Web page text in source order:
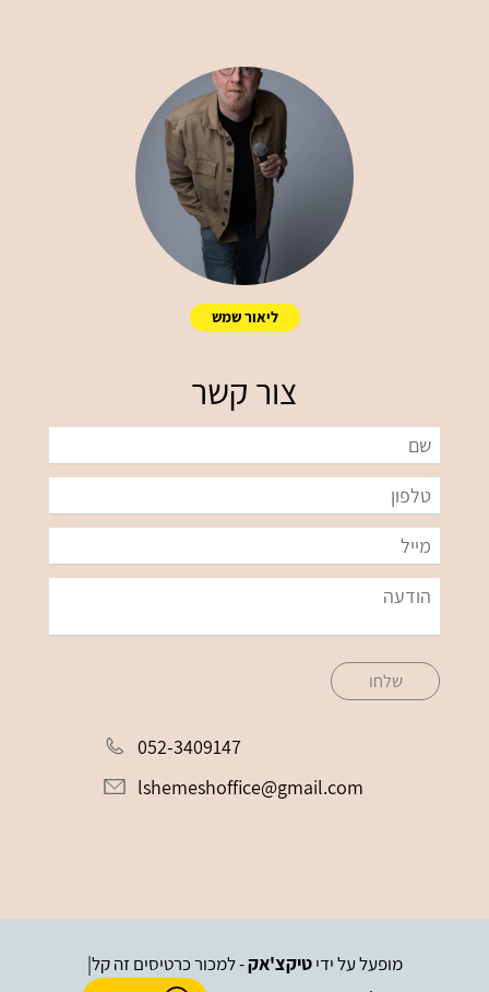
ליאור שמש
צור קשר
שלחו
052-3409147
lshemeshoffice@gmail.com
מופעל על ידיטיקצ'אק- למכור כרטיסים זה קל